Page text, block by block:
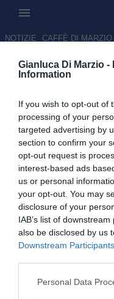
Gianluca Di Marzio -
Information
If you wish to opt-out of
processing of your
targeted advertising by
section to confirm your
opt-out request is
interest-based ads
us or personal
your opt-out. You may
disclosure of your
IAB’s list of
also be disclosed by us
Downstream Participants
Personal Data
NOTIZIE CAFFÈ DI MARZIO
Sampdoria,
annuale
07.07.2026 12:08 di
Lorenzo Insigne è pronto a
infatti atteso domani a
club blucerchiato.